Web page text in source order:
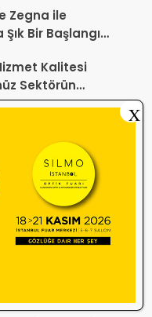
Zegna ile
Bir Başlangıç
Kalitesi
Sektörün
TOGB’dan
Teknik
Kritik Karar!
Yürütmeyi
Optik sektörü
Göz
mı Var?
X